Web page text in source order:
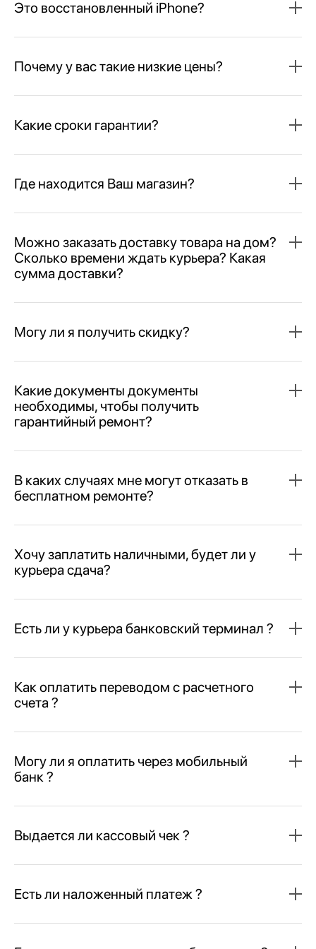
Это восстановленный iPhone?
Почему у вас такие низкие цены?
Какие сроки гарантии?
Где находится Ваш магазин?
Можно заказать доставку товара на дом?
Сколько времени ждать курьера? Какая
сумма доставки?
Могу ли я получить скидку?
Какие документы документы
необходимы, чтобы получить
гарантийный ремонт?
В каких случаях мне могут отказать в
бесплатном ремонте?
Хочу заплатить наличными, будет ли у
курьера сдача?
Есть ли у курьера банковский терминал ?
Как оплатить переводом с расчетного
счета ?
Могу ли я оплатить через мобильный
банк ?
Выдается ли кассовый чек ?
Есть ли наложенный платеж ?